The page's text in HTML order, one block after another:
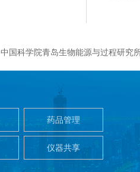
中国科学院青岛生物能源与过程研究
药品管理
仪器共享